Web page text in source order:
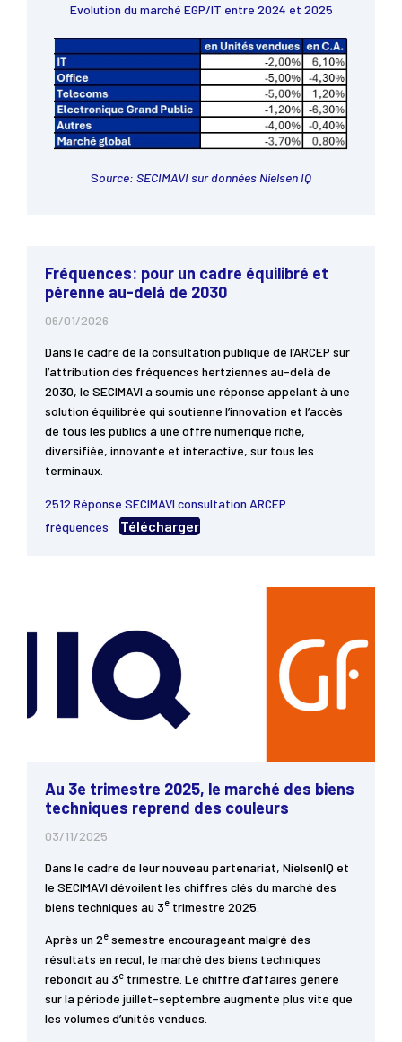
Evolution du marché EGP/IT entre 2024 et 2025
Source: SECIMAVI sur données Nielsen IQ
Fréquences: pour un cadre équilibré et
pérenne au-delà de 2030
06/01/2026
Dans le cadre de la consultation publique de l’ARCEP sur
l’attribution des fréquences hertziennes au-delà de
2030, le SECIMAVI a soumis une réponse appelant à une
solution équilibrée qui soutienne l’innovation et l’accès
de tous les publics à une offre numérique riche,
diversifiée, innovante et interactive, sur tous les
terminaux.
2512 Réponse SECIMAVI consultation ARCEP
fréquences
Télécharger
Au 3e trimestre 2025, le marché des biens
techniques reprend des couleurs
03/11/2025
Dans le cadre de leur nouveau partenariat, NielsenIQ et
le SECIMAVI dévoilent les chiffres clés du marché des
biens techniques au 3e trimestre 2025.
Après un 2e semestre encourageant malgré des
résultats en recul, le marché des biens techniques
rebondit au 3e trimestre. Le chiffre d’affaires généré
sur la période juillet-septembre augmente plus vite que
les volumes d’unités vendues.